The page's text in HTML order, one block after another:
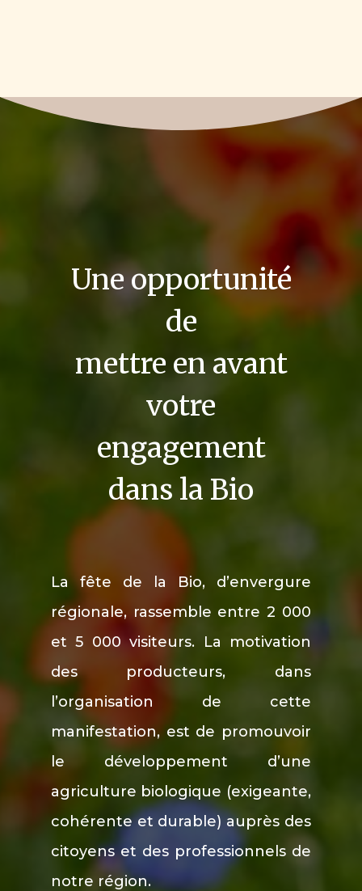
Une opportunité
de
mettre en avant
votre
engagement
dans la Bio
La fête de la Bio, d’envergure
régionale, rassemble entre 2 000
et 5 000 visiteurs. La motivation
des producteurs, dans
l’organisation de cette
manifestation, est de promouvoir
le développement d’une
agriculture biologique (exigeante,
cohérente et durable) auprès des
citoyens et des professionnels de
notre région.